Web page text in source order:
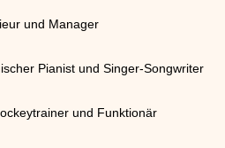
und Manager
Pianist und Singer-Songwriter
und Funktionär